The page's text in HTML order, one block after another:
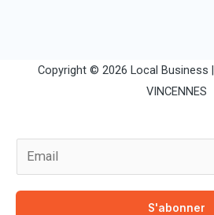
Copyright © 2026 Local Business |
VINCENNES
m
a
S'abonner